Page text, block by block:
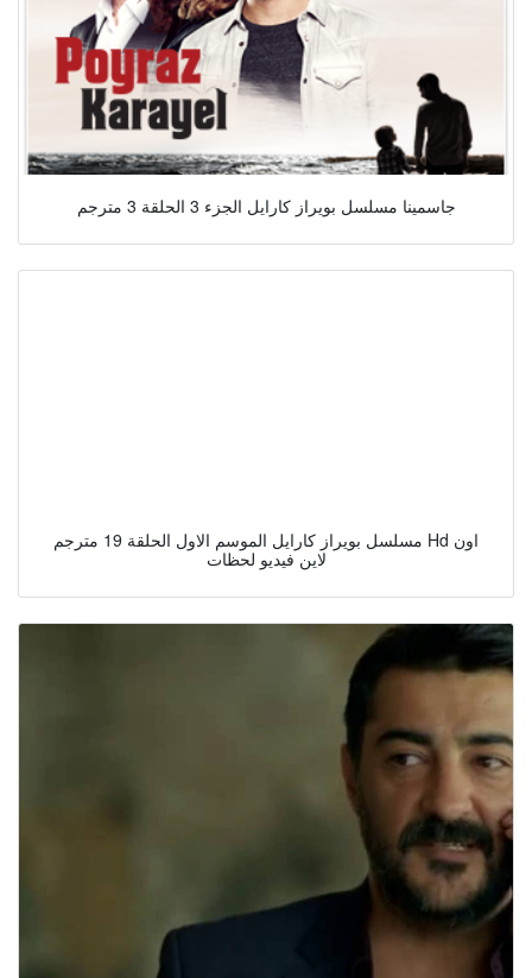
جاسمينا مسلسل بويراز كارايل الجزء 3 الحلقة 3 مترجم
مسلسل بويراز كارايل الموسم الاول الحلقة 19 مترجم Hd اون
لاين فيديو لحظات